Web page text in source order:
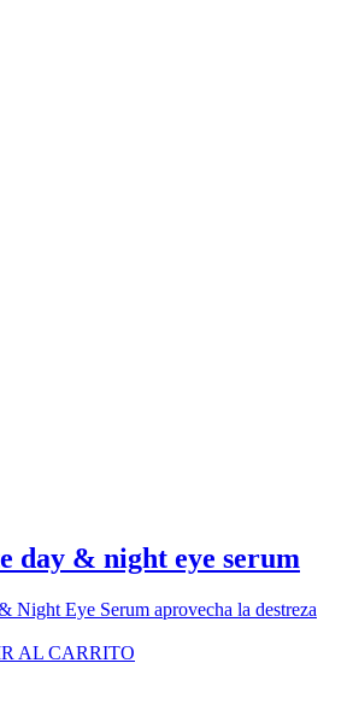
day & night eye serum
Night Eye Serum aprovecha la destreza
AL CARRITO